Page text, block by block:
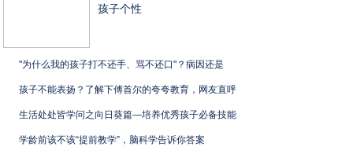
孩子个性
"为什么我的孩子打不还手、骂不还口"？病因还是
孩子不能表扬？了解下傅首尔的夸夸教育，网友直呼
生活处处皆学问之向日葵篇—培养优秀孩子必备技能
学龄前该不该“提前教学”，脑科学告诉你答案